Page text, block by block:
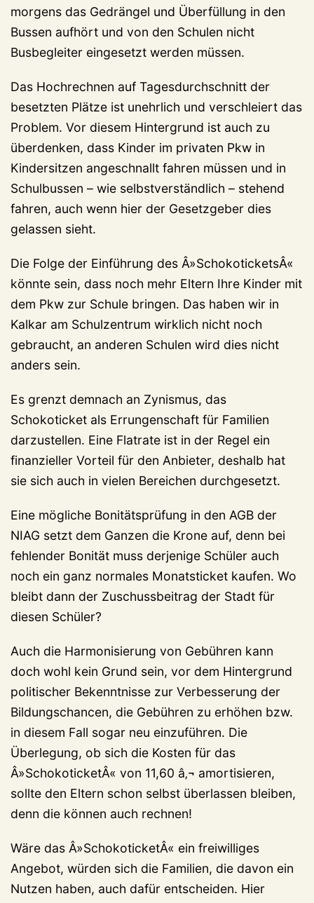
morgens das Gedrängel und Überfüllung in den
Bussen aufhört und von den Schulen nicht
Busbegleiter eingesetzt werden müssen.
Das Hochrechnen auf Tagesdurchschnitt der
besetzten Plätze ist unehrlich und verschleiert das
Problem. Vor diesem Hintergrund ist auch zu
überdenken, dass Kinder im privaten Pkw in
Kindersitzen angeschnallt fahren müssen und in
Schulbussen – wie selbstverständlich – stehend
fahren, auch wenn hier der Gesetzgeber dies
gelassen sieht.
Die Folge der Einführung des Â»SchokoticketsÂ«
könnte sein, dass noch mehr Eltern Ihre Kinder mit
dem Pkw zur Schule bringen. Das haben wir in
Kalkar am Schulzentrum wirklich nicht noch
gebraucht, an anderen Schulen wird dies nicht
anders sein.
Es grenzt demnach an Zynismus, das
Schokoticket als Errungenschaft für Familien
darzustellen. Eine Flatrate ist in der Regel ein
finanzieller Vorteil für den Anbieter, deshalb hat
sie sich auch in vielen Bereichen durchgesetzt.
Eine mögliche Bonitätsprüfung in den AGB der
NIAG setzt dem Ganzen die Krone auf, denn bei
fehlender Bonität muss derjenige Schüler auch
noch ein ganz normales Monatsticket kaufen. Wo
bleibt dann der Zuschussbeitrag der Stadt für
diesen Schüler?
Auch die Harmonisierung von Gebühren kann
doch wohl kein Grund sein, vor dem Hintergrund
politischer Bekenntnisse zur Verbesserung der
Bildungschancen, die Gebühren zu erhöhen bzw.
in diesem Fall sogar neu einzuführen. Die
Überlegung, ob sich die Kosten für das
Â»SchokoticketÂ« von 11,60 â‚¬ amortisieren,
sollte den Eltern schon selbst überlassen bleiben,
denn die können auch rechnen!
Wäre das Â»SchokoticketÂ« ein freiwilliges
Angebot, würden sich die Familien, die davon ein
Nutzen haben, auch dafür entscheiden. Hier